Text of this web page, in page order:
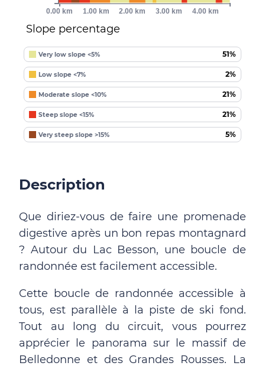
Slope percentage
Very low slope <5% 51%
Low slope <7% 2%
Moderate slope <10% 21%
Steep slope <15% 21%
Very steep slope >15% 5%
0.00 km 1.00 km 2.00 km 3.00 km 4.00 km
Description
Que diriez-vous de faire une promenade
digestive après un bon repas montagnard
? Autour du Lac Besson, une boucle de
randonnée est facilement accessible.
Cette boucle de randonnée accessible à
tous, est parallèle à la piste de ski fond.
Tout au long du circuit, vous pourrez
apprécier le panorama sur le massif de
Belledonne et des Grandes Rousses. La